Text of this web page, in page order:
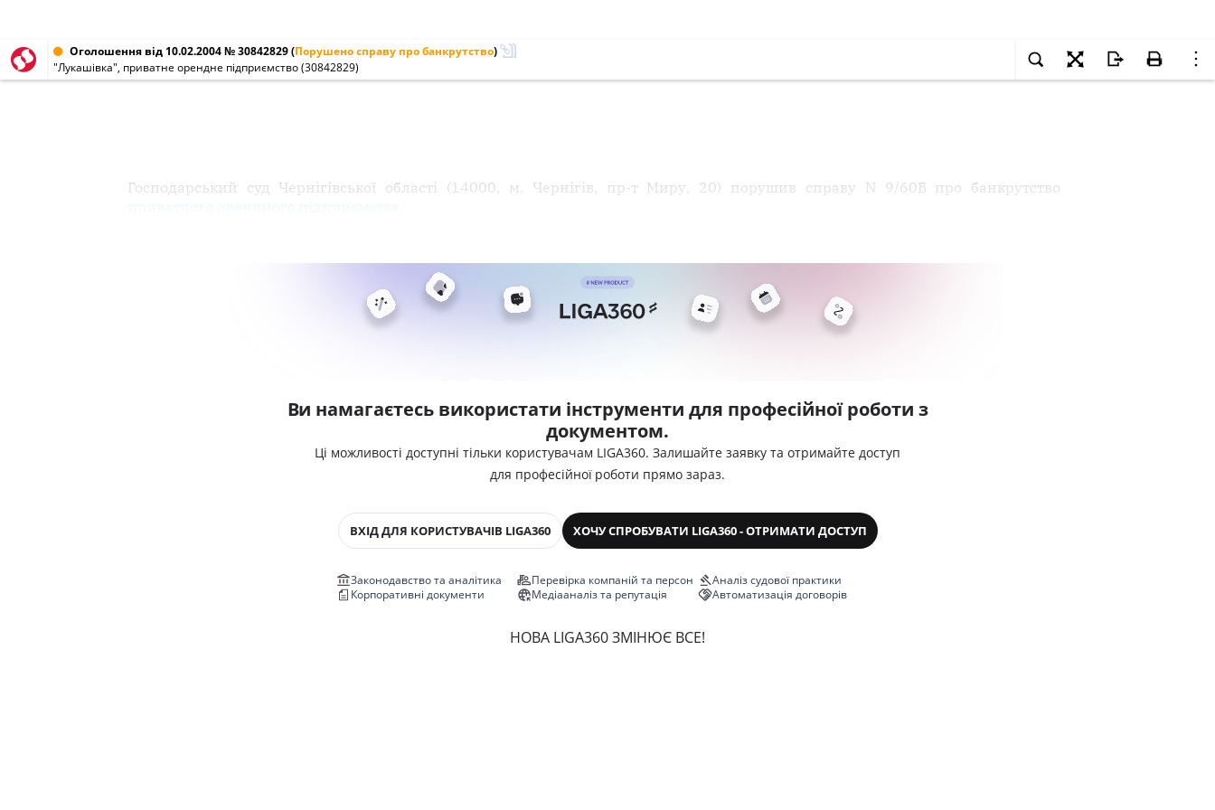
Оголошення від 10.02.2004 № 30842829(Порушено справу про банкрутство)
"Лукашівка", приватне орендне підприємство (30842829)
Господарський суд Чернігівської області (14000, м. Чернігів, пр-т Миру, 20) порушив справу N 9/60Б про банкрутство
Ви намагаєтесь використати інструменти для професійної роботи з
документом.
Ці можливості доступні тільки користувачам LIGA360. Залишайте заявку та отримайте доступ
для професійної роботи прямо зараз.
ВХІД ДЛЯ КОРИСТУВАЧІВ LIGA360 ХОЧУ СПРОБУВАТИ LIGA360 - ОТРИМАТИ ДОСТУП
Законодавство та аналітика
Корпоративні документи
Перевірка компаній та персон
Медіааналіз та репутація
Аналіз судової практики
Автоматизація договорів
НОВА LIGA360 ЗМІНЮЄ ВСЕ!